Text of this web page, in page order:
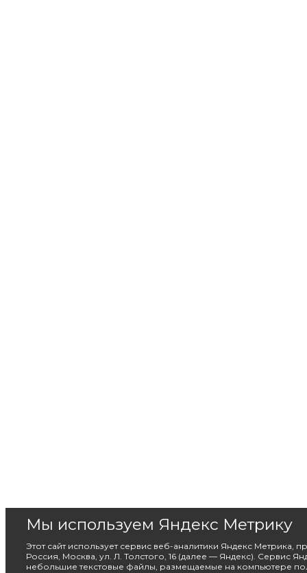
Мы используем Яндекс Метрику
Этот сайт использует сервис веб-аналитики Яндекс Метрика,
Россия, Москва, ул. Л. Толстого, 16 (далее — Яндекс). Сервис
небольшие текстовые файлы, размещаемые на компьютере